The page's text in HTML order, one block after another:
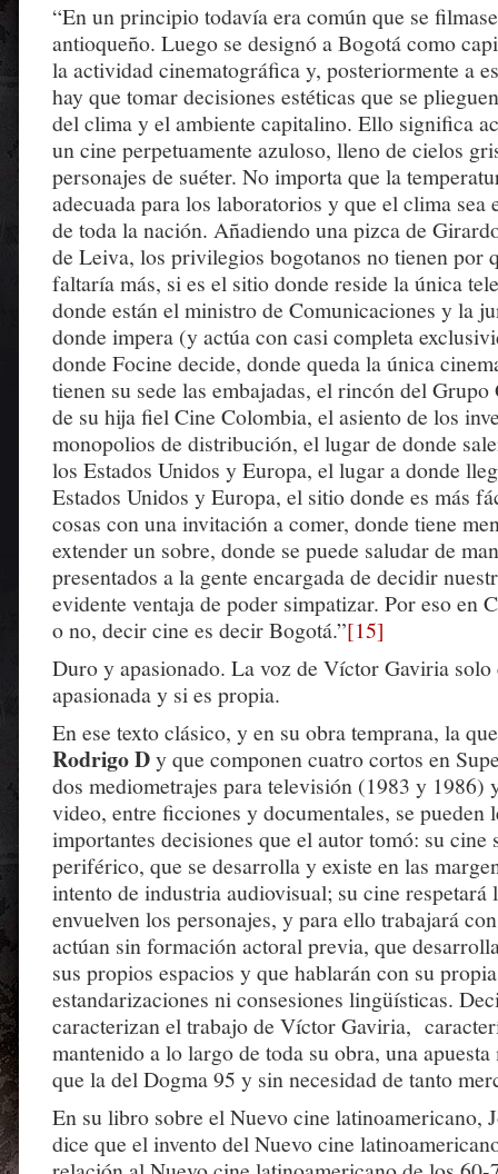
“En un principio todavía era común que se
antioqueño. Luego se designó a Bogotá como
la actividad cinematográfica y, posteriormente a
hay que tomar decisiones estéticas que se
del clima y el ambiente capitalino. Ello significa
un cine perpetuamente azuloso, lleno de cielos
personajes de suéter. No importa que la
adecuada para los laboratorios y que el clima sea
de toda la nación. Añadiendo una pizca de
de Leiva, los privilegios bogotanos no tienen por
faltaría más, si es el sitio donde reside la única
donde están el ministro de Comunicaciones y la
donde impera (y actúa con casi completa
donde Focine decide, donde queda la única
tienen su sede las embajadas, el rincón del
de su hija fiel Cine Colombia, el asiento de los
monopolios de distribución, el lugar de donde
los Estados Unidos y Europa, el lugar a donde
Estados Unidos y Europa, el sitio donde es más
cosas con una invitación a comer, donde tiene
extender un sobre, donde se puede saludar de
presentados a la gente encargada de decidir
evidente ventaja de poder simpatizar. Por eso en
o no, decir cine es decir Bogotá.”[15]
Duro y apasionado. La voz de Víctor Gaviria solo
apasionada y si es propia.
En ese texto clásico, y en su obra temprana, la
Rodrigo Dy que componen cuatro cortos en
dos mediometrajes para televisión (1983 y 1986)
video, entre ficciones y documentales, se pueden
importantes decisiones que el autor tomó: su cine
periférico, que se desarrolla y existe en las
intento de industria audiovisual; su cine respetará
envuelven los personajes, y para ello trabajará
actúan sin formación actoral previa, que
sus propios espacios y que hablarán con su
estandarizaciones ni consesiones lingüísticas.
caracterizan el trabajo de Víctor Gaviria,
mantenido a lo largo de toda su obra, una
que la del Dogma 95 y sin necesidad de tanto
En su libro sobre el Nuevo cine latinoamericano,
dice que el invento del Nuevo cine